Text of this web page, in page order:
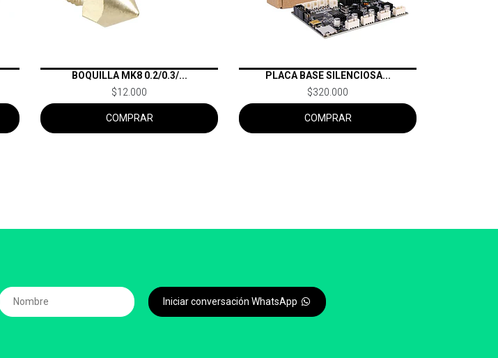
BOQUILLA MK8 0.2/0.3/...
$12.000
COMPRAR
PLACA BASE SILENCIOSA...
$320.000
COMPRAR
Iniciar conversación WhatsApp